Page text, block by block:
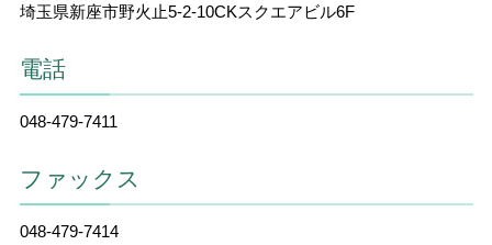
埼玉県新座市野火止5-2-10CKスクエアビル6F
電話
048-479-7411
ファックス
048-479-7414